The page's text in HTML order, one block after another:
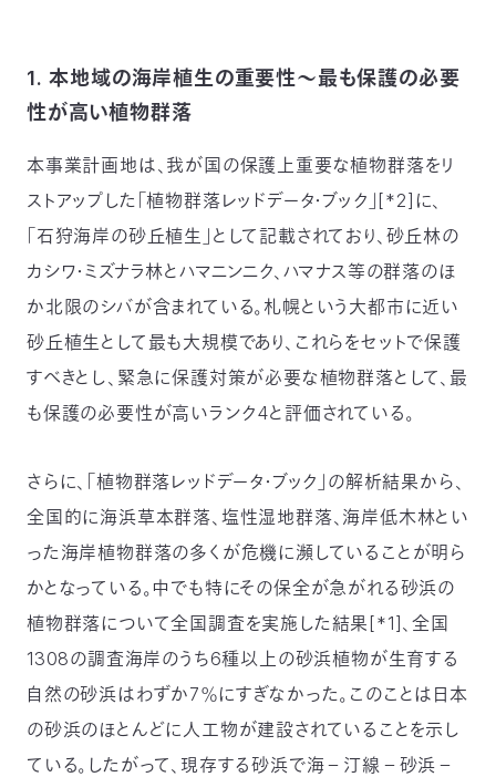
1. 本地域の海岸植生の重要性～最も保護の必要
性が高い植物群落
本事業計画地は、我が国の保護上重要な植物群落をリ
ストアップした「植物群落レッドデータ・ブック」[*2]に、
「石狩海岸の砂丘植生」として記載されており、砂丘林の
カシワ・ミズナラ林とハマニンニク、ハマナス等の群落のほ
か北限のシバが含まれている。札幌という大都市に近い
砂丘植生として最も大規模であり、これらをセットで保護
すべきとし、緊急に保護対策が必要な植物群落として、最
も保護の必要性が高いランク4と評価されている。
さらに、「植物群落レッドデータ・ブック」の解析結果から、
全国的に海浜草本群落、塩性湿地群落、海岸低木林とい
った海岸植物群落の多くが危機に瀕していることが明ら
かとなっている。中でも特にその保全が急がれる砂浜の
植物群落について全国調査を実施した結果[*1]、全国
1308の調査海岸のうち6種以上の砂浜植物が生育する
自然の砂浜はわずか7％にすぎなかった。このことは日本
の砂浜のほとんどに人工物が建設されていることを示し
ている。したがって、現存する砂浜で海－汀線－砂浜－